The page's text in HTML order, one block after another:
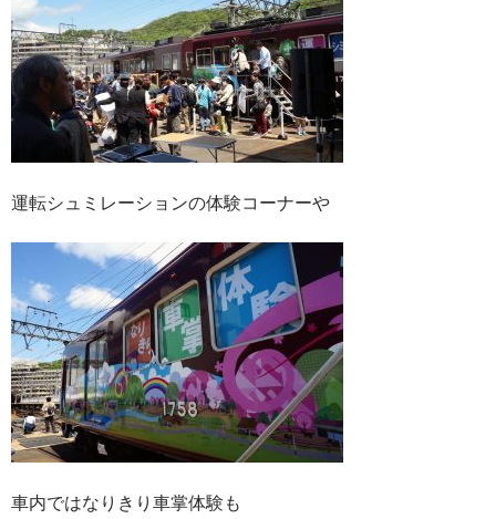
運転シュミレーションの体験コーナーや
車内ではなりきり車掌体験も